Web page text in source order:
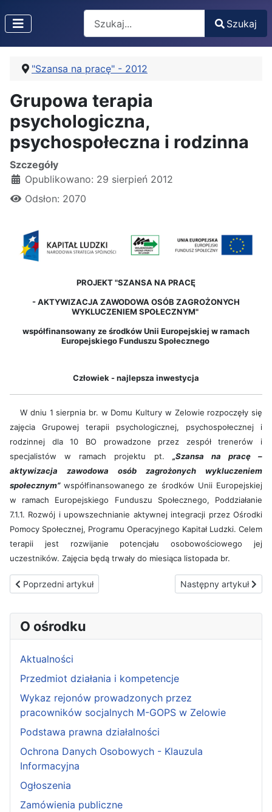
Type 2 or more characters for results.
Szukaj
"Szansa na pracę" - 2012
Grupowa terapia
psychologiczna,
psychospołeczna i rodzinna
Szczegóły
Opublikowano: 29 sierpień 2012
Odsłon: 2070
PROJEKT "SZANSA NA PRACĘ
-AKTYWIZACJA ZAWODOWA OSÓB ZAGROŻONYCH
WYKLUCZENIEM SPOŁECZNYM"
współfinansowany ze środków Unii Europejskiej w ramach
Europejskiego Funduszu Społecznego
Człowiek - najlepsza inwestycja
W dniu 1 sierpnia br. w Domu Kultury w Zelowie rozpoczęły się
zajęcia Grupowej terapii psychologicznej, psychospołecznej i
rodzinnej dla 10 BO prowadzone przez zespół trenerów i
specjalistów w ramach projektu pt. „Szansa na pracę –
aktywizacja zawodowa osób zagrożonych wykluczeniem
społecznym”współfinansowanego ze środków Unii Europejskiej
w ramach Europejskiego Funduszu Społecznego, Poddziałanie
7.1.1. Rozwój i upowszechnianie aktywnej integracji przez Ośrodki
Pomocy Społecznej, Programu Operacyjnego Kapitał Ludzki. Celem
terapii jest rozwijanie potencjału osobowościowego jej
uczestników. Zajęcia będą trwały do miesiąca listopada br.
Poprzedni artykuł: "Dzie\u0144 Projektu"
Poprzedni artykuł Następny artykuł:
Następny artykuł
O ośrodku
Aktualności
Przedmiot działania i kompetencje
Wykaz rejonów prowadzonych przez
pracowników socjalnych M-GOPS w Zelowie
Podstawa prawna działalności
Ochrona Danych Osobowych - Klauzula
Informacyjna
Ogłoszenia
Zamówienia publiczne